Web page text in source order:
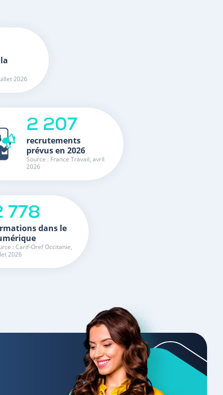
2026
2 207
recrutements
prévus en 2026
Source : France Travail, avril
2026
778
dans le
: Carif-Oref Occitanie,
2026